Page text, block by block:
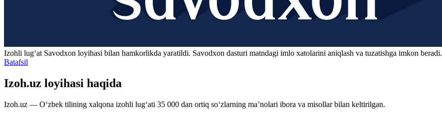
Izohli lugʻat Savodxon loyihasi bilan hamkorlikda yaratildi. Savodxon dasturi matndagi imlo xatolarini aniqlash va tuzatishga imkon beradi.
Batafsil
Izoh.uz loyihasi haqida
Izoh.uz — O‘zbek tilining xalqona izohli lug‘ati 35 000 dan ortiq so‘zlarning ma’nolari ibora va misollar bilan keltirilgan.